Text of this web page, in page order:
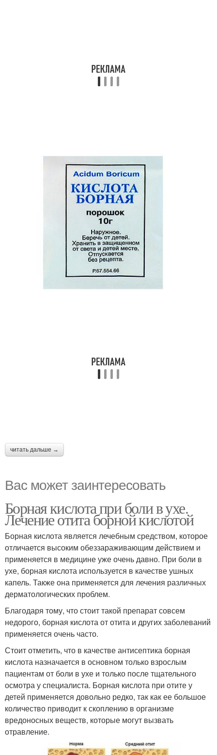
читать дальше →
Вас может заинтересовать
Борная кислота при боли в ухе.
Лечение отита борной кислотой
Борная кислота является лечебным средством, которое
отличается высоким обеззараживающим действием и
применяется в медицине уже очень давно. При боли в
ухе, борная кислота используется в качестве ушных
капель. Также она применяется для лечения различных
дерматологических проблем.
Благодаря тому, что стоит такой препарат совсем
недорого, борная кислота от отита и других заболеваний
применяется очень часто.
Стоит отметить, что в качестве антисептика борная
кислота назначается в основном только взрослым
пациентам от боли в ухе и только после тщательного
осмотра у специалиста. Борная кислота при отите у
детей применяется довольно редко, так как ее большое
количество приводит к скоплению в организме
вредоносных веществ, которые могут вызвать
отравление.